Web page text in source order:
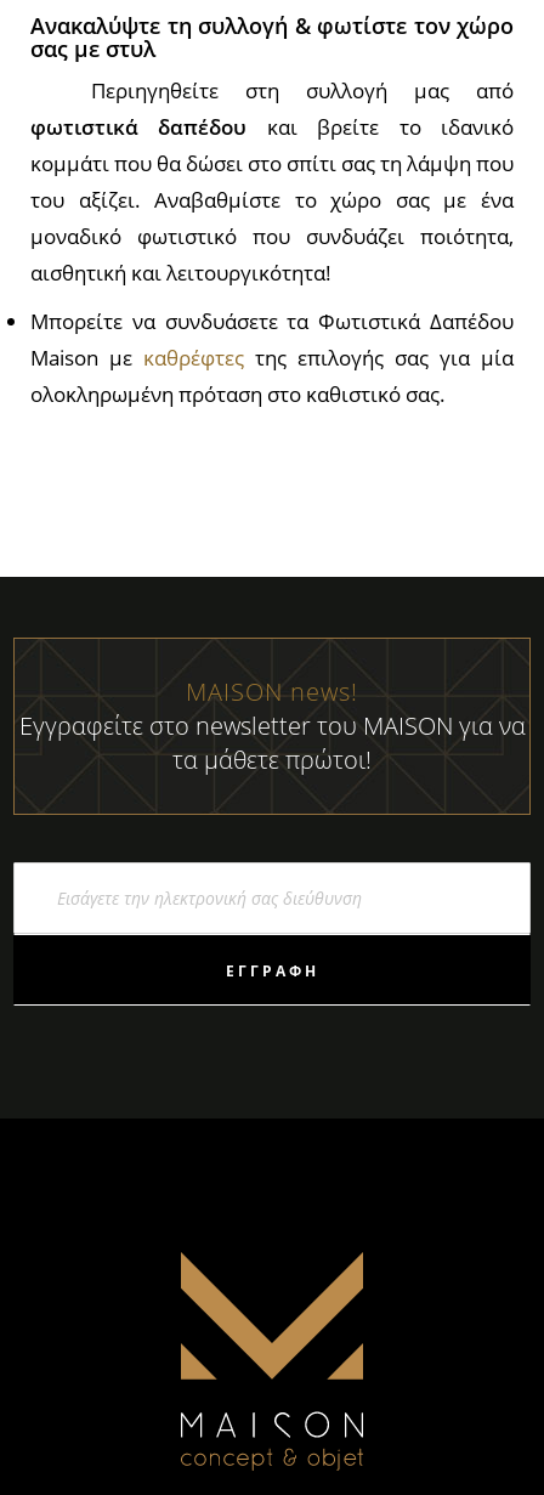
Ανακαλύψτε τη συλλογή & φωτίστε τον χώρο
σας με στυλ
Περιηγηθείτε στη συλλογή μας από
φωτιστικά δαπέδου και βρείτε το ιδανικό
κομμάτι που θα δώσει στο σπίτι σας τη λάμψη που
του αξίζει. Αναβαθμίστε το χώρο σας με ένα
μοναδικό φωτιστικό που συνδυάζει ποιότητα,
αισθητική και λειτουργικότητα!
Μπορείτε να συνδυάσετε τα Φωτιστικά Δαπέδου
Maison με καθρέφτες της επιλογής σας για μία
ολοκληρωμένη πρόταση στο καθιστικό σας.
MAISON news!
Εγγραφείτε στο newsletter του MAISON για να
τα μάθετε πρώτοι!
ΕΓΓΡΑΦΉ